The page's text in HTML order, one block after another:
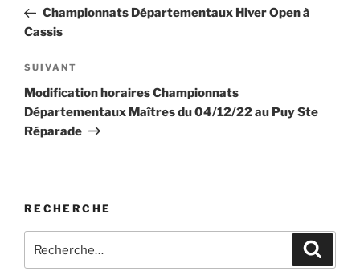
l’article
précédent
Championnats Départementaux Hiver Open à
Cassis
Article
suivant
SUIVANT
Modification horaires Championnats
Départementaux Maîtres du 04/12/22 au Puy Ste
Réparade
RECHERCHE
pour